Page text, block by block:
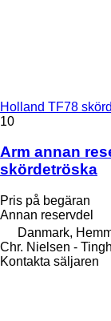
Holland TF78
10
Arm annan
skördetröska
Pris på begäran
Annan reservdel
Danmark,
Chr. Nielsen -
Kontakta säljaren